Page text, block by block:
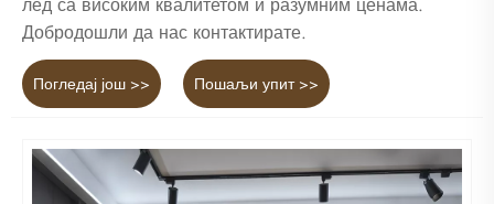
Добродошли да нас контактирате.
Погледај још >> Пошаљи упит >>